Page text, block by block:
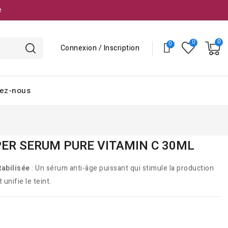
Connexion / Inscription
nous
SERUM PURE VITAMIN C 30ML
: Un sérum anti-âge puissant qui stimule la production
unifie le teint.